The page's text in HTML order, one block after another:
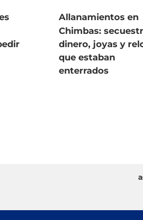
Allanamientos en
Chimbas:
dinero, joyas y
que estaban
enterrados